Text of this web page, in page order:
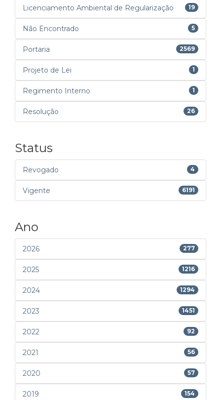
Licenciamento Ambiental de Regularização 19
Não Encontrado 5
Portaria 2569
Projeto de Lei 1
Regimento Interno 1
Resolução 26
Status
Revogado 4
Vigente 6191
Ano
2026 277
2025 1216
2024 1294
2023 1451
2022 92
2021 56
2020 57
2019 154